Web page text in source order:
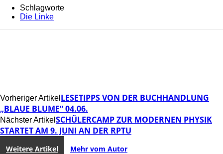
Schlagworte
Die Linke
Vorheriger Artikel LESETIPPS VON DER BUCHHANDLUNG
„BLAUE BLUME“ 04.06.
Nächster Artikel SCHÜLERCAMP ZUR MODERNEN PHYSIK
STARTET AM 9. JUNI AN DER RPTU
Weitere Artikel Mehr vom Autor